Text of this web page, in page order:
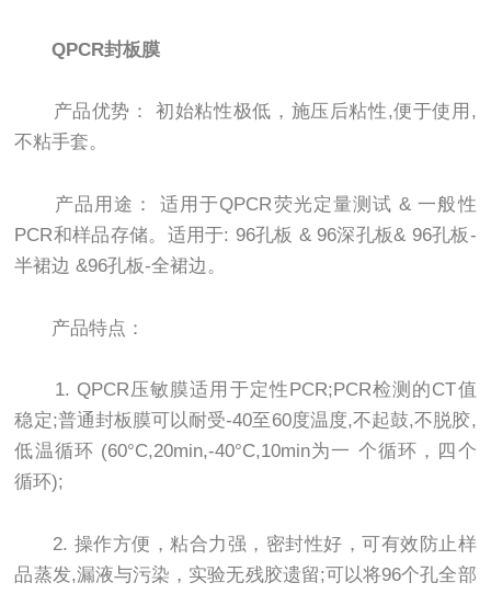
QPCR封板膜
产品优势： 初始粘性极低，施压后粘性,便于使用,
不粘手套。
产品用途： 适用于QPCR荧光定量测试 & 一般性
PCR和样品存储。适用于: 96孔板 & 96深孔板& 96孔板-
半裙边 &96孔板-全裙边。
产品特点：
1. QPCR压敏膜适用于定性PCR;PCR检测的CT值
稳定;普通封板膜可以耐受-40至60度温度,不起鼓,不脱胶,
低温循环 (60°C,20min,-40°C,10min为一 个循环，四个
循环);
2. 操作方便，粘合力强，密封性好，可有效防止样
品蒸发,漏液与污染，实验无残胶遗留;可以将96个孔全部